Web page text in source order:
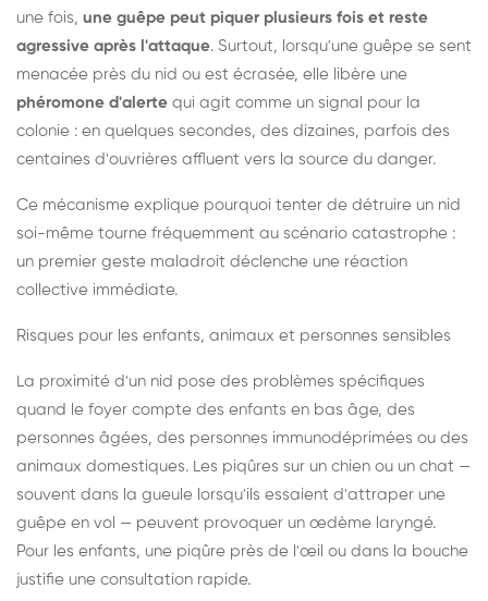
une fois, une guêpe peut piquer plusieurs fois et reste
agressive après l'attaque. Surtout, lorsqu'une guêpe se sent
menacée près du nid ou est écrasée, elle libère une
phéromone d'alerte qui agit comme un signal pour la
colonie : en quelques secondes, des dizaines, parfois des
centaines d'ouvrières affluent vers la source du danger.
Ce mécanisme explique pourquoi tenter de détruire un nid
soi-même tourne fréquemment au scénario catastrophe :
un premier geste maladroit déclenche une réaction
collective immédiate.
Risques pour les enfants, animaux et personnes sensibles
La proximité d'un nid pose des problèmes spécifiques
quand le foyer compte des enfants en bas âge, des
personnes âgées, des personnes immunodéprimées ou des
animaux domestiques. Les piqûres sur un chien ou un chat —
souvent dans la gueule lorsqu'ils essaient d'attraper une
guêpe en vol — peuvent provoquer un œdème laryngé.
Pour les enfants, une piqûre près de l'œil ou dans la bouche
justifie une consultation rapide.